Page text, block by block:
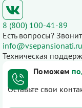
8 (800) 100-41-89
Есть вопросы?
info@vsepansionati.ru
Техническая
Поможем
Оставьте свои